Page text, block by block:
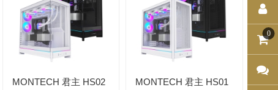
MONTECH 君主 HS02
MONTECH 君主 HS01
0